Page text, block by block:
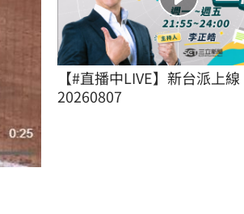
【#直播中LIVE】新台派上線
20260807